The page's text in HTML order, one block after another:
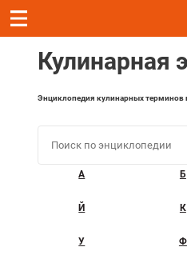
Кулинарная
Энциклопедия кулинарных терминов
А Б
Й К
У Ф